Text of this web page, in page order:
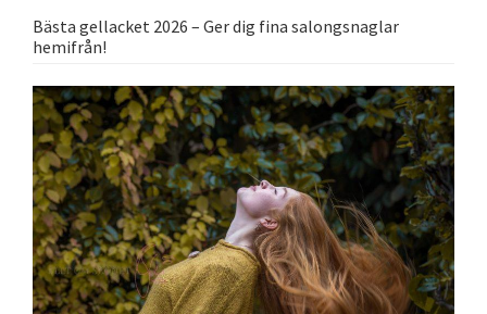
Bästa gellacket 2026 – Ger dig fina salongsnaglar
hemifrån!